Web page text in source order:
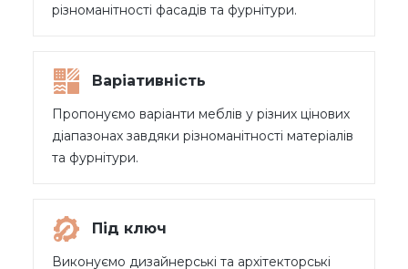
різноманітності фасадів та фурнітури.
Варіативність
Пропонуємо варіанти меблів у різних цінових
діапазонах завдяки різноманітності матеріалів
та фурнітури.
Під ключ
Виконуємо дизайнерські та архітекторські